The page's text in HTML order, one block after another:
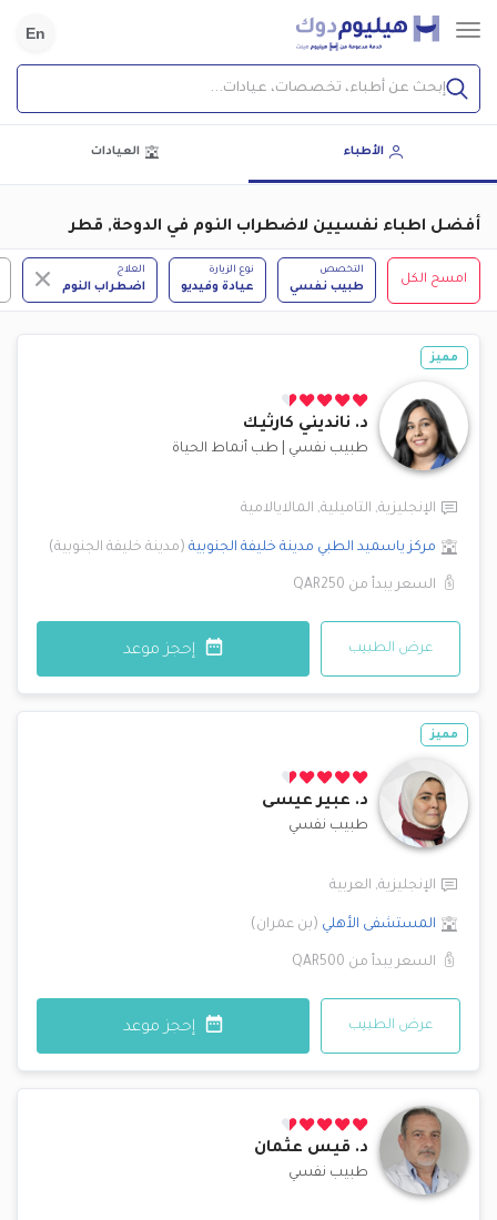
En
إبحث عن أطباء، تخصصات، عيادات...
الأطباء العيادات
أفضل اطباء نفسيين لاضطراب النوم في الدوحة, قطر
امسح الكل
التخصص
طبيب نفسي
نوع الزيارة
عيادة وفيديو
العلاج
اضطراب النوم
مميز
د. نانديني كارثيك
طبيب نفسي طب أنماط الحياة
الإنجليزية, التاميلية, المالايالامية
مركز ياسميد الطبي مدينة خليفة الجنوبية (مدينة خليفة الجنوبية)
السعر يبدأ من QAR250
عرض الطبيب إحجز موعد
مميز
د. عبير عيسى
طبيب نفسي
الإنجليزية, العربية
المستشفى الأهلي (بن عمران)
السعر يبدأ من QAR500
عرض الطبيب إحجز موعد
د. قيس عثمان
طبيب نفسي